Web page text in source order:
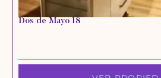
Dos de Mayo 18